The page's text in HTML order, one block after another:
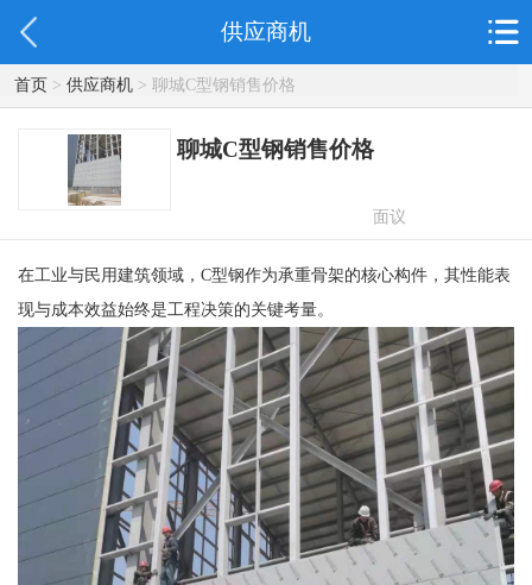
供应商机
首页> 供应商机> 聊城C型钢销售价格
聊城C型钢销售价格
面议
在工业与民用建筑领域，C型钢作为承重骨架的核心构件，其性能表
现与成本效益始终是工程决策的关键考量。